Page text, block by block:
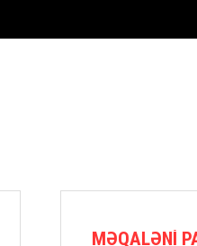
MƏQALƏNI